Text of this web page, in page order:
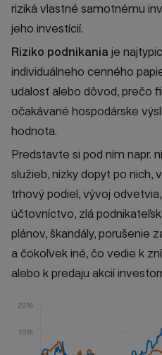
riziká vlastné samotnému
jeho investícií.
Riziko podnikania je
individuálneho cenného
udalosť alebo dôvod, prečo
očakávané hospodárske
hodnota.
Predstavte si pod ním napr.
služieb, nízky dopyt po nich,
trhový podiel, vývoj
účtovníctvo, zlá
plánov, škandály, porušenie
a čokoľvek iné, čo vedie k
alebo k predaju akcií